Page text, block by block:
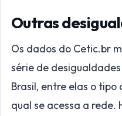
Outras
Os dados do Cetic.br
série de
Brasil, entre elas o
qual se acessa a rede.